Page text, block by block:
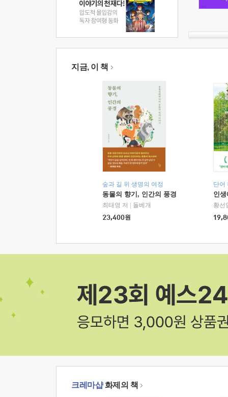
지금, 이 책
숲과 길 위 생명의 여정
동물의 향기, 인간의 풍경
최태영 저
돌베개
23,400원
단어
인
황선
크레마샵화제의 책